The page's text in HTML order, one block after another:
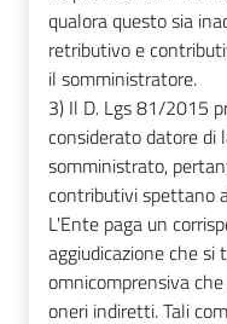
qualora questo sia
retributivo e
il somministratore.
3) Il D. Lgs 81/2015
considerato datore di
somministrato,
contributivi spettano
L'Ente paga un
aggiudicazione che
omnicomprensiva
oneri indiretti. Tali